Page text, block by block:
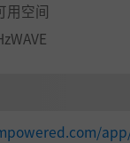
用空间